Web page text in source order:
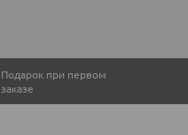
Подарок при первом
заказе